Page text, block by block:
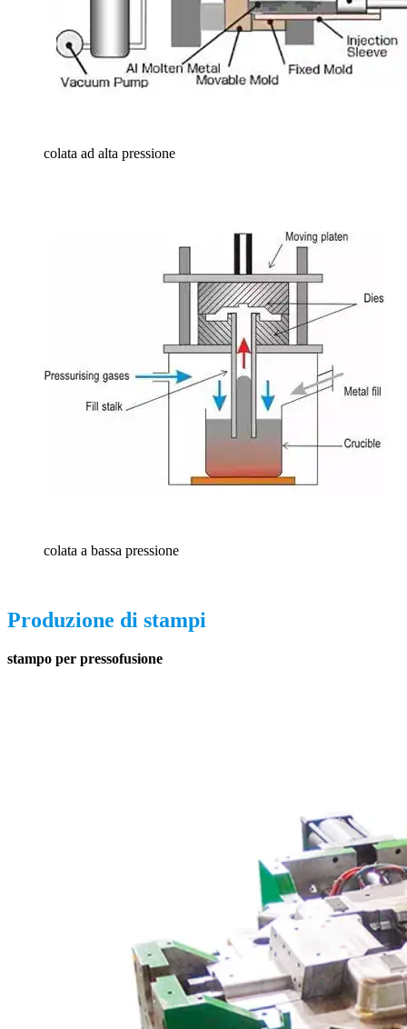
colata ad alta pressione
colata a bassa pressione
Produzione di stampi
stampo per pressofusione